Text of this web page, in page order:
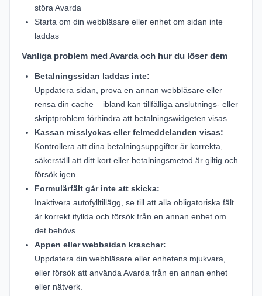
störa Avarda
Starta om din webbläsare eller enhet om sidan inte
laddas
Vanliga problem med Avarda och hur du löser dem
Betalningssidan laddas inte:
Uppdatera sidan, prova en annan webbläsare eller
rensa din cache – ibland kan tillfälliga anslutnings- eller
skriptproblem förhindra att betalningswidgeten visas.
Kassan misslyckas eller felmeddelanden visas:
Kontrollera att dina betalningsuppgifter är korrekta,
säkerställ att ditt kort eller betalningsmetod är giltig och
försök igen.
Formulärfält går inte att skicka:
Inaktivera autofylltillägg, se till att alla obligatoriska fält
är korrekt ifyllda och försök från en annan enhet om
det behövs.
Appen eller webbsidan kraschar:
Uppdatera din webbläsare eller enhetens mjukvara,
eller försök att använda Avarda från en annan enhet
eller nätverk.